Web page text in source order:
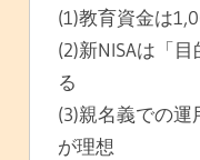
(1)教育資金は
(2)新NISAは「
る
(3)親名義での
が理想